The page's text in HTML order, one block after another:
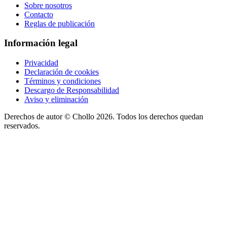
Sobre nosotros
Contacto
Reglas de publicación
Información legal
Privacidad
Declaración de cookies
Términos y condiciones
Descargo de Responsabilidad
Aviso y eliminación
Derechos de autor © Chollo 2026. Todos los derechos quedan
reservados.